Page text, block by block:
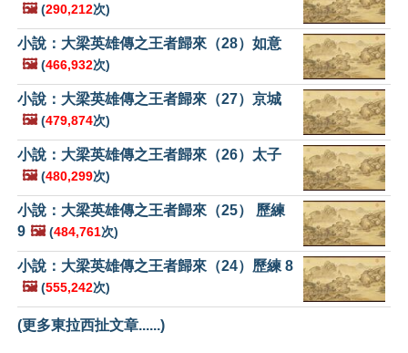
🖼️ (290,212次)
小說：大梁英雄傳之王者歸來（28）如意
🖼️ (466,932次)
小說：大梁英雄傳之王者歸來（27）京城
🖼️ (479,874次)
小說：大梁英雄傳之王者歸來（26）太子
🖼️ (480,299次)
小說：大梁英雄傳之王者歸來（25） 歷練
9 🖼️ (484,761次)
小說：大梁英雄傳之王者歸來（24）歷練 8
🖼️ (555,242次)
(更多東拉西扯文章......)